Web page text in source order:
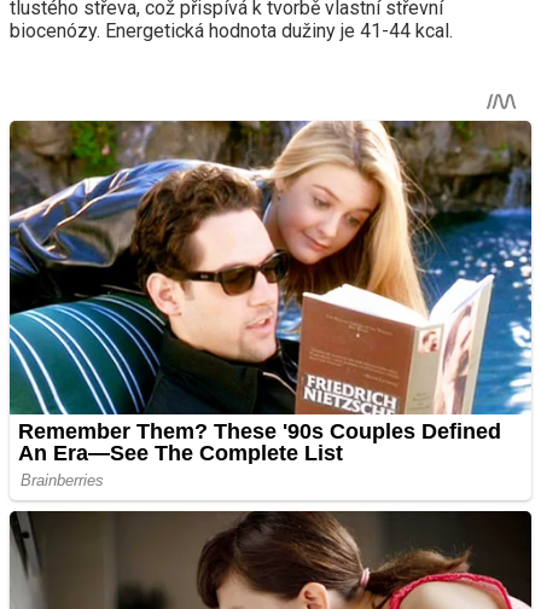
tlustého střeva, což přispívá k tvorbě vlastní střevní
biocenózy. Energetická hodnota dužiny je 41-44 kcal.